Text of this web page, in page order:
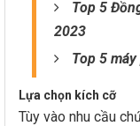
Top 5
2023
Top 5
Lựa chọn kích cỡ
Tùy vào nhu cầu